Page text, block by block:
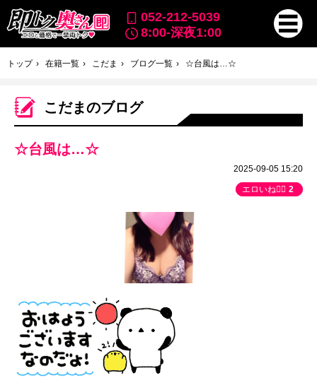
052-212-5039
8:00-深夜1:00
トップ 在籍一覧 こだま ブログ一覧 ☆台風は…☆
こだまのブログ
☆台風は…☆
2025-09-05 15:20
エロいね👍🏻 2